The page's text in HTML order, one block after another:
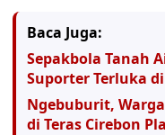
Baca Juga:
Sepakbola Tanah
Suporter Terluka
Ngebuburit, Warga
di Teras Cirebon